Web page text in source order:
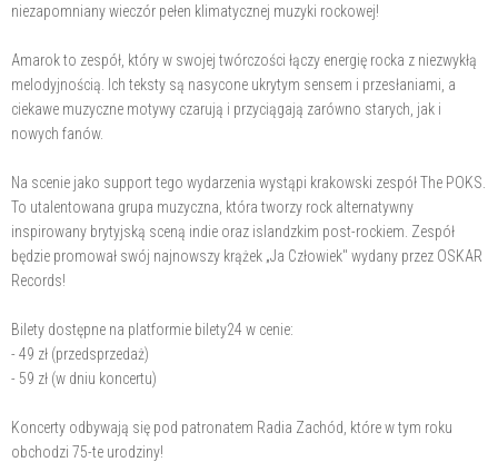
niezapomniany wieczór pełen klimatycznej muzyki rockowej!
Amarok to zespół, który w swojej twórczości łączy energię rocka z niezwykłą
melodyjnością. Ich teksty są nasycone ukrytym sensem i przesłaniami, a
ciekawe muzyczne motywy czarują i przyciągają zarówno starych, jak i
nowych fanów.
Na scenie jako support tego wydarzenia wystąpi krakowski zespół The POKS.
To utalentowana grupa muzyczna, która tworzy rock alternatywny
inspirowany brytyjską sceną indie oraz islandzkim post-rockiem. Zespół
będzie promował swój najnowszy krążek „Ja Człowiek" wydany przez OSKAR
Records!
Bilety dostępne na platformie bilety24 w cenie:
- 49 zł (przedsprzedaż)
- 59 zł (w dniu koncertu)
Koncerty odbywają się pod patronatem Radia Zachód, które w tym roku
obchodzi 75-te urodziny!